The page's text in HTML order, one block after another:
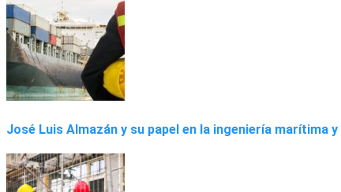
José Luis Almazán y su papel en la ingeniería marítima